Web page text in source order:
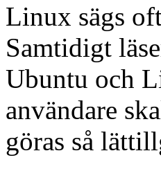
Linux sägs
Samtidigt
Ubuntu och
användare
göras så